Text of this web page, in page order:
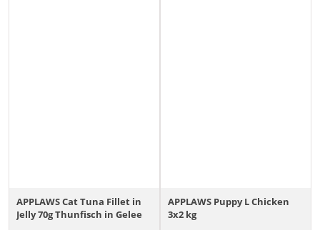
APPLAWS Cat Tuna Fillet in
Jelly 70g Thunfisch in Gelee
APPLAWS Puppy L Chicken
3x2 kg